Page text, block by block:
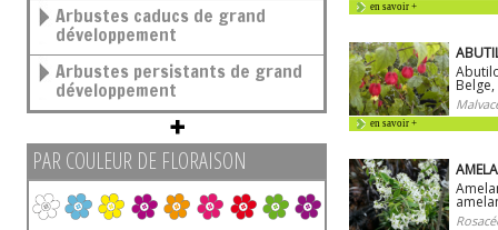
Arbustes caducs de grand
développement
Arbustes persistants de grand
développement
PAR COULEUR DE FLORAISON
en savoir +
en savoir +